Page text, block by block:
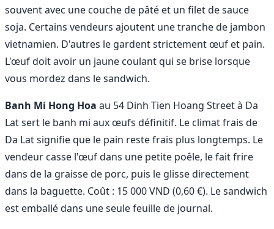
souvent avec une couche de pâté et un filet de sauce
soja. Certains vendeurs ajoutent une tranche de jambon
vietnamien. D'autres le gardent strictement œuf et pain.
L'œuf doit avoir un jaune coulant qui se brise lorsque
vous mordez dans le sandwich.
Banh Mi Hong Hoa au 54 Dinh Tien Hoang Street à Da
Lat sert le banh mi aux œufs définitif. Le climat frais de
Da Lat signifie que le pain reste frais plus longtemps. Le
vendeur casse l'œuf dans une petite poêle, le fait frire
dans de la graisse de porc, puis le glisse directement
dans la baguette. Coût : 15 000 VND (0,60 €). Le sandwich
est emballé dans une seule feuille de journal.